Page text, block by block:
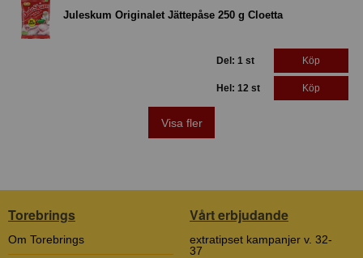
Juleskum Originalet Jättepåse 250 g Cloetta
Del: 1 st Köp
Hel: 12 st Köp
Visa fler
Torebrings
Om Torebrings
Vårt erbjudande
extratipset kampanjer v. 32-
37